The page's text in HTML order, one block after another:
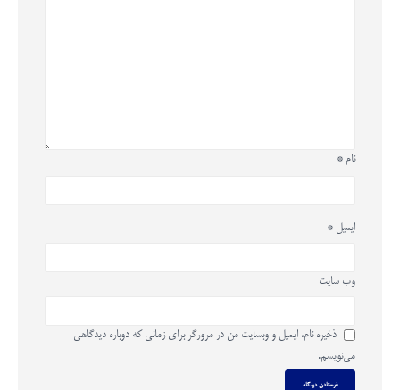
نام *
ایمیل *
وب‌ سایت
ذخیره نام، ایمیل و وبسایت من در مرورگر برای زمانی که دوباره دیدگاهی
می‌نویسم.